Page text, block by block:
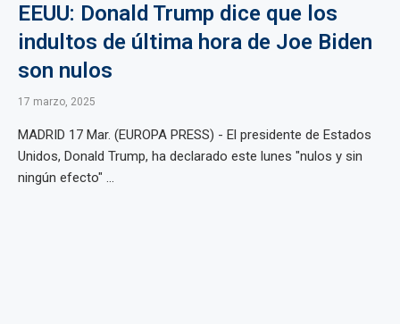
EEUU: Donald Trump dice que los
indultos de última hora de Joe Biden
son nulos
17 marzo, 2025
MADRID 17 Mar. (EUROPA PRESS) - El presidente de Estados
Unidos, Donald Trump, ha declarado este lunes "nulos y sin
ningún efecto" ...